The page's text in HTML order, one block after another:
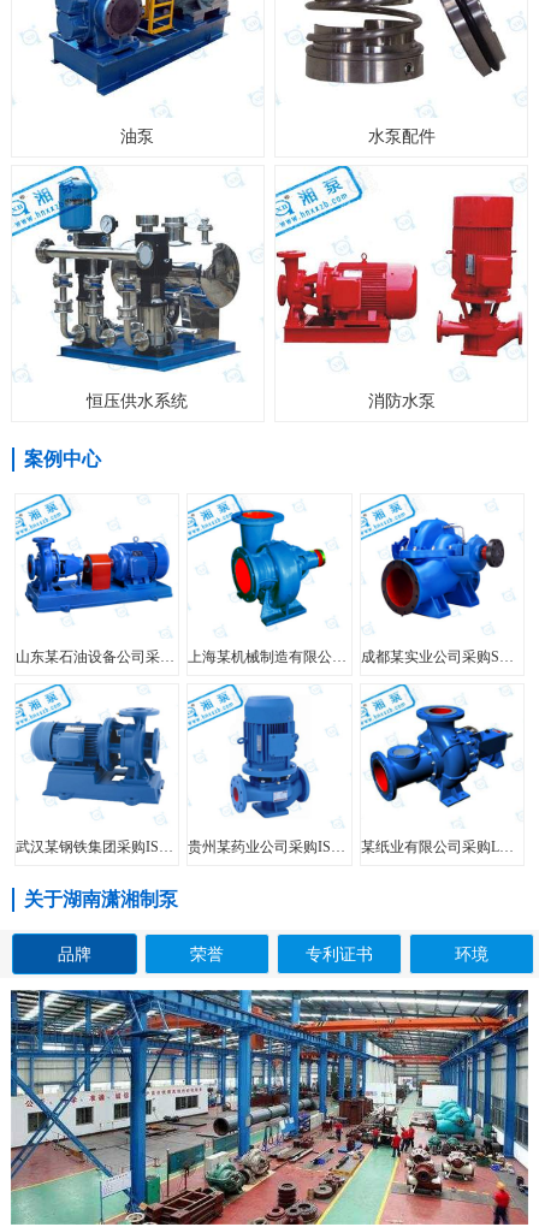
油泵 水泵配件
恒压供水系统 消防水泵
案例中心
山东某石油设备公司采购FIS型单级单吸离心泵
某纸业有限公司采购LXL型两相流无堵塞纸浆泵
关于湖南潇湘制泵
品牌 荣誉 专利证书 环境